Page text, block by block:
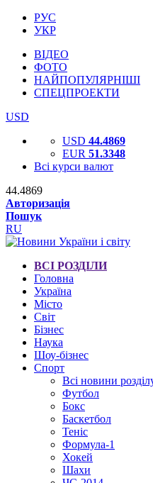
РУС
УКР
ВІДЕО
ФОТО
НАЙПОПУЛЯРНІШІ
СПЕЦПРОЕКТИ
USD
USD 44.4869
EUR 51.3348
Всі курси валют
44.4869
Авторизація
Пошук
RU
ВСІ РОЗДІЛИ
Головна
Україна
Місто
Світ
Бізнес
Наука
Шоу-бізнес
Спорт
Всі новини
Футбол
Бокс
Баскетбол
Теніс
Формула-1
Хокей
Шахи